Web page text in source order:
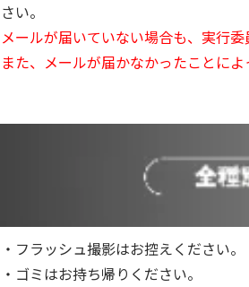
さい。
メールが届いていない場合も、実行
また、メールが届かなかったことに
・フラッシュ撮影はお控えください。
・ゴミはお持ち帰りください。